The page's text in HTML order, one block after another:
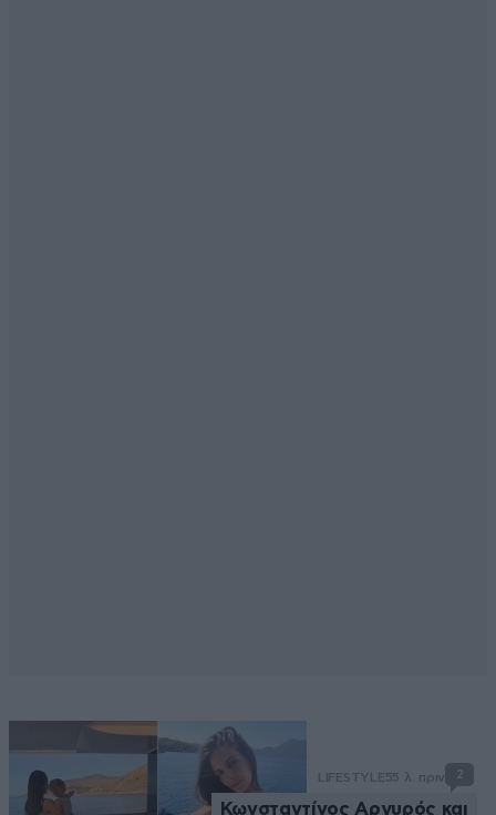
LIFESTYLE55 λ. πριν 2
Κωνσταντίνος Αργυρός και